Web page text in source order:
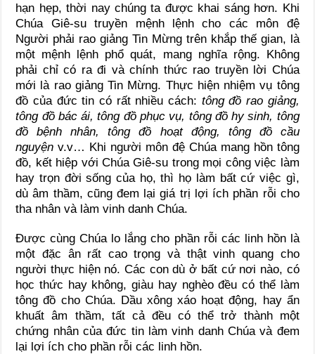
hạn hẹp, thời nay chúng ta được khai sáng hơn. Khi
Chúa Giê-su truyền mệnh lệnh cho các môn đệ
Người phải rao giảng Tin Mừng trên khắp thế gian, là
một mệnh lệnh phổ quát, mang nghĩa rộng. Không
phải chỉ có ra đi và chính thức rao truyền lời Chúa
mới là rao giảng Tin Mừng. Thực hiện nhiệm vụ tông
đồ của đức tin có rất nhiều cách: tông đồ rao giảng,
tông đồ bác ái, tông đồ phục vụ, tông đồ hy sinh, tông
đồ bệnh nhân, tông đồ hoạt động, tông đồ cầu
nguyện v.v… Khi người môn đệ Chúa mang hồn tông
đồ, kết hiệp với Chúa Giê-su trong mọi công việc làm
hay trọn đời sống của họ, thì họ làm bất cứ việc gì,
dù âm thầm, cũng đem lại giá trị lợi ích phần rỗi cho
tha nhân và làm vinh danh Chúa.
Được cùng Chúa lo lắng cho phần rỗi các linh hồn là
một đặc ân rất cao trọng và thật vinh quang cho
người thực hiện nó. Các con dù ở bất cứ nơi nào, có
học thức hay không, giàu hay nghèo đều có thể làm
tông đồ cho Chúa. Dầu xông xáo hoạt động, hay ẩn
khuất âm thầm, tất cả đều có thể trở thành một
chứng nhân của đức tin làm vinh danh Chúa và đem
lại lợi ích cho phần rỗi các linh hồn.